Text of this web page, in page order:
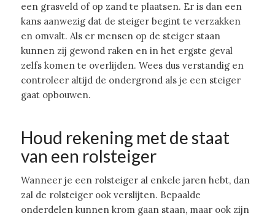
een grasveld of op zand te plaatsen. Er is dan een
kans aanwezig dat de steiger begint te verzakken
en omvalt. Als er mensen op de steiger staan
kunnen zij gewond raken en in het ergste geval
zelfs komen te overlijden. Wees dus verstandig en
controleer altijd de ondergrond als je een steiger
gaat opbouwen.
Houd rekening met de staat
van een rolsteiger
Wanneer je een rolsteiger al enkele jaren hebt, dan
zal de rolsteiger ook verslijten. Bepaalde
onderdelen kunnen krom gaan staan, maar ook zijn